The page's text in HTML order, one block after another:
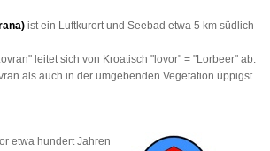
ist ein Luftkurort und Seebad etwa 5 km südlich
leitet sich von Kroatisch "lovor" = "Lorbeer" ab.
als auch in der umgebenden Vegetation üppigst
etwa hundert Jahren